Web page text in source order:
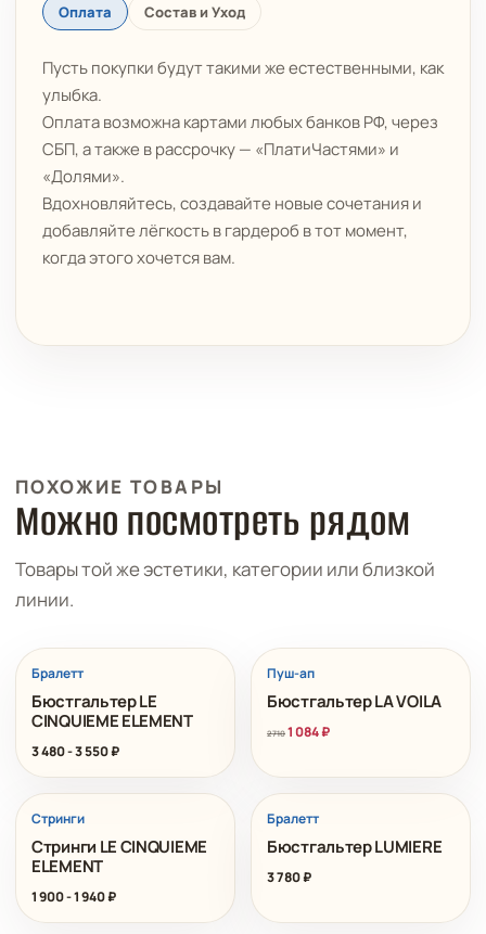
Оплата Состав и Уход
Пусть покупки будут такими же естественными, как
улыбка.
Оплата возможна картами любых банков РФ, через
СБП, а также в рассрочку — «ПлатиЧастями» и
«Долями».
Вдохновляйтесь, создавайте новые сочетания и
добавляйте лёгкость в гардероб в тот момент,
когда этого хочется вам.
ПОХОЖИЕ ТОВАРЫ
Можно посмотреть рядом
Товары той же эстетики, категории или близкой
линии.
Бралетт
Бюстгальтер LE
CINQUIEME ELEMENT
3 480-3 550₽
Пуш-ап
Бюстгальтер LA VOILA
2 710 1 084₽
Стринги
Стринги LE CINQUIEME
ELEMENT
1 900-1 940₽
Бралетт
Бюстгальтер LUMIERE
3 780₽